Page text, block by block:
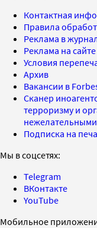
Контактная
Правила
Реклама в
Реклама на сайте
Условия
Архив
Вакансии в
Сканер
терроризму и
нежелательными
Подписка на
Мы в соцсетях:
Telegram
ВКонтакте
YouTube
Мобильное